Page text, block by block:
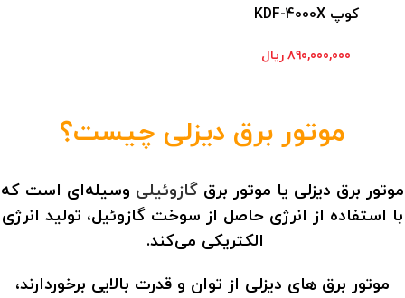
کوپ KDF-4000X
۸۹۰,۰۰۰,۰۰۰ ریال
موتور برق دیزلی چیست؟
موتور برق دیزلی یا موتور برق گازوئیلی وسیله‌ای است که
با استفاده از انرژی حاصل از سوخت گازوئیل، تولید انرژی
الکتریکی می‌کند.
موتور برق های دیزلی از توان و قدرت بالایی برخوردارند،